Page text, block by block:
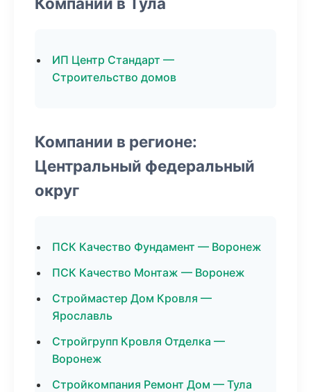
ИП Центр Стандарт —
Строительство домов
Компании в регионе:
Центральный федеральный
округ
ПСК Качество Фундамент — Воронеж
ПСК Качество Монтаж — Воронеж
Строймастер Дом Кровля —
Ярославль
Стройгрупп Кровля Отделка —
Воронеж
Стройкомпания Ремонт Дом — Тула